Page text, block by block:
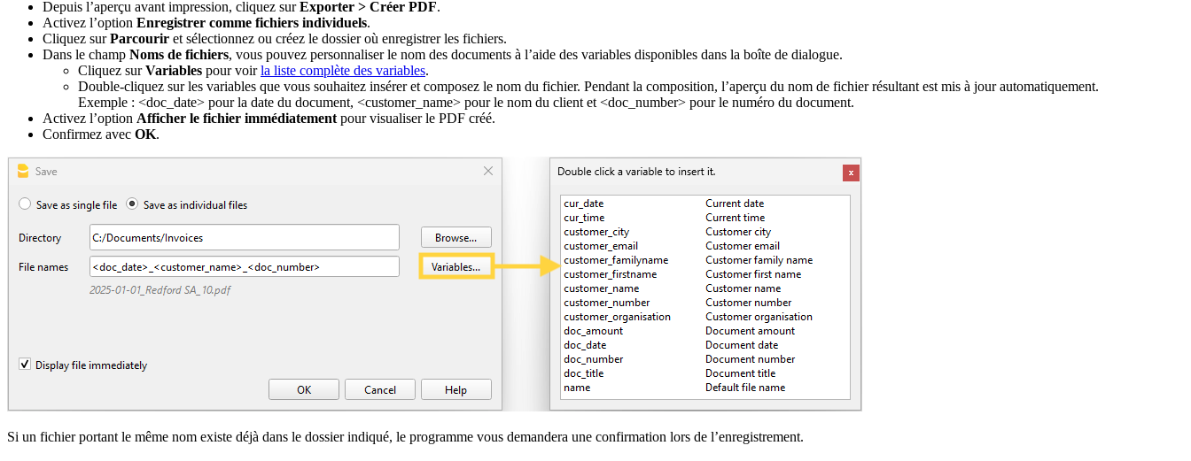
Depuis l’aperçu avant impression, cliquez surExporter > Créer PDF.
Activez l’option Enregistrer comme fichiers individuels.
Cliquez surParcourir et sélectionnez ou créez le dossier où enregistrer les fichiers.
Dans le champ Noms de fichiers, vous pouvez personnaliser le nom des documents à l’aide des variables disponibles dans la boîte de dialogue.
Cliquez surVariables pour voirla liste complète des variables.
Double-cliquez sur les variables que vous souhaitez insérer et composez le nom du fichier. Pendant la composition, l’aperçu du nom de fichier résultant est mis à jour automatiquement.
Exemple : <doc_date> pour la date du document, <customer_name> pour le nom du client et <doc_number> pour le numéro du document.
Activez l’option Afficher le fichier immédiatementpour visualiser le PDF créé.
Confirmez avec OK.
Si un fichier portant le même nom existe déjà dans le dossier indiqué, le programme vous demandera une confirmation lors de l’enregistrement.